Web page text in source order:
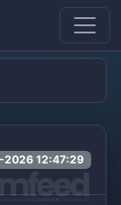
12:47:29